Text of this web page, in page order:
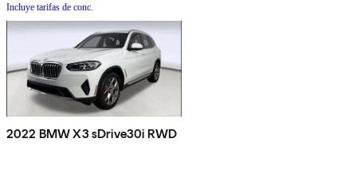
Incluye tarifas de conc.
2022 BMW X3 sDrive30i RWD